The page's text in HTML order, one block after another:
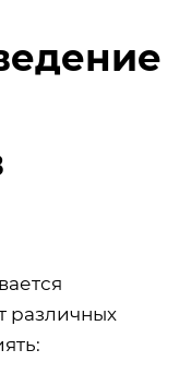
различных